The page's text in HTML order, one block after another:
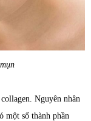
Nguyên nhân
một số thành phần